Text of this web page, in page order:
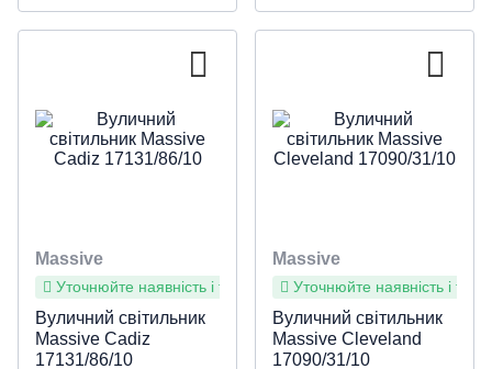
Massive
Уточнюйте наявність і терміни
Вуличний світильник
Massive Cadiz
17131/86/10
Massive
Уточнюйте наявність і
Вуличний світильник
Massive Cleveland
17090/31/10